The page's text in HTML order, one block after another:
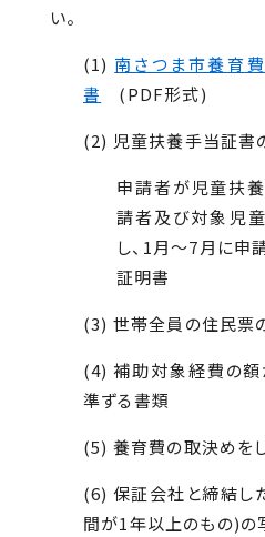
い。
(1) 南さつま市養育
書
(PDF形式)
(2) 児童扶養手当証書
申請者が児童扶
請者及び対象児
し、1月～7月に申
証明書
(3) 世帯全員の住民票
(4) 補助対象経費の
準ずる書類
(5) 養育費の取決めを
(6) 保証会社と締結し
間が1年以上のもの)の